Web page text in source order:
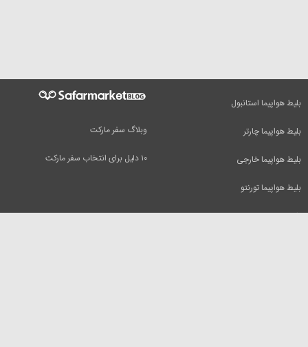
وبلاگ سفر مارکت
۱۰ دلیل برای انتخاب سفر مارکت
بلیط هواپیما استانبول
بلیط هواپیما چارتر
بلیط هواپیما خارجی
بلیط هواپیما تورنتو
راهنمای سفر